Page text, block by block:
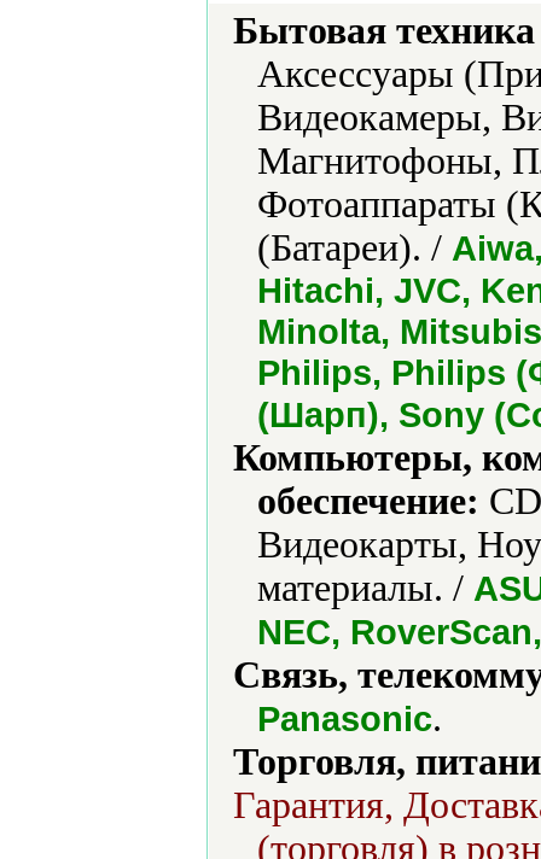
Бытовая
Аксессуары
Видеокамеры,
Магнитофоны,
Фотоаппараты
(Батареи). /
Hitachi, JVC,
Minolta,
Philips, Philips
(Шарп), Sony
Компьютеры,
обеспечение:
Видеокарты,
материалы. /
NEC,
Связь,
Panasonic.
Торговля,
Гарантия,
(торговля) в